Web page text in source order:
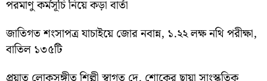
পরমাণু কর্মসূচি নিয়ে কড়া বার্তা
জাতিগত শংসাপত্র যাচাইয়ে জোর নবান্ন, ১.২২ লক্ষ নথি পরীক্ষা,
বাতিল ১৩৫টি